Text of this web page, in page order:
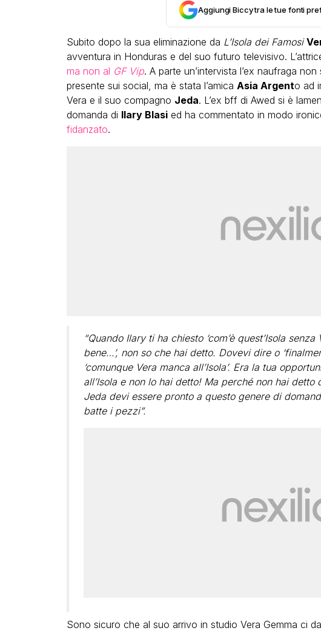
Aggiungi Biccy tra le tue fonti
Subito dopo la sua eliminazione da L’Isola dei Famosi
avventura in Honduras e del suo futuro televisivo.
ma non al GF Vip. A parte un’intervista l’ex naufraga
presente sui social, ma è stata l’amica Asia Argento ad
Vera e il suo compagno Jeda. L’ex bff di Awed si è
domanda di Ilary Blasied ha commentato in modo
fidanzato.
“Quando Ilary ti ha chiesto ‘com’è quest’Isola senza
bene…’, non so che hai detto. Dovevi dire o
‘comunque Vera manca all’Isola’. Era la tua
all’Isola e non lo hai detto! Ma perché non hai
Jeda devi essere pronto a questo genere di
batte i pezzi”.
Sono sicuro che al suo arrivo in studio Vera Gemma ci